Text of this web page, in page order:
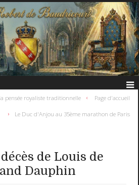
pensée royaliste traditionnelle Page d'accueil
Le Duc d'Anjou au 35ème marathon de Paris
décès de Louis de
Dauphin